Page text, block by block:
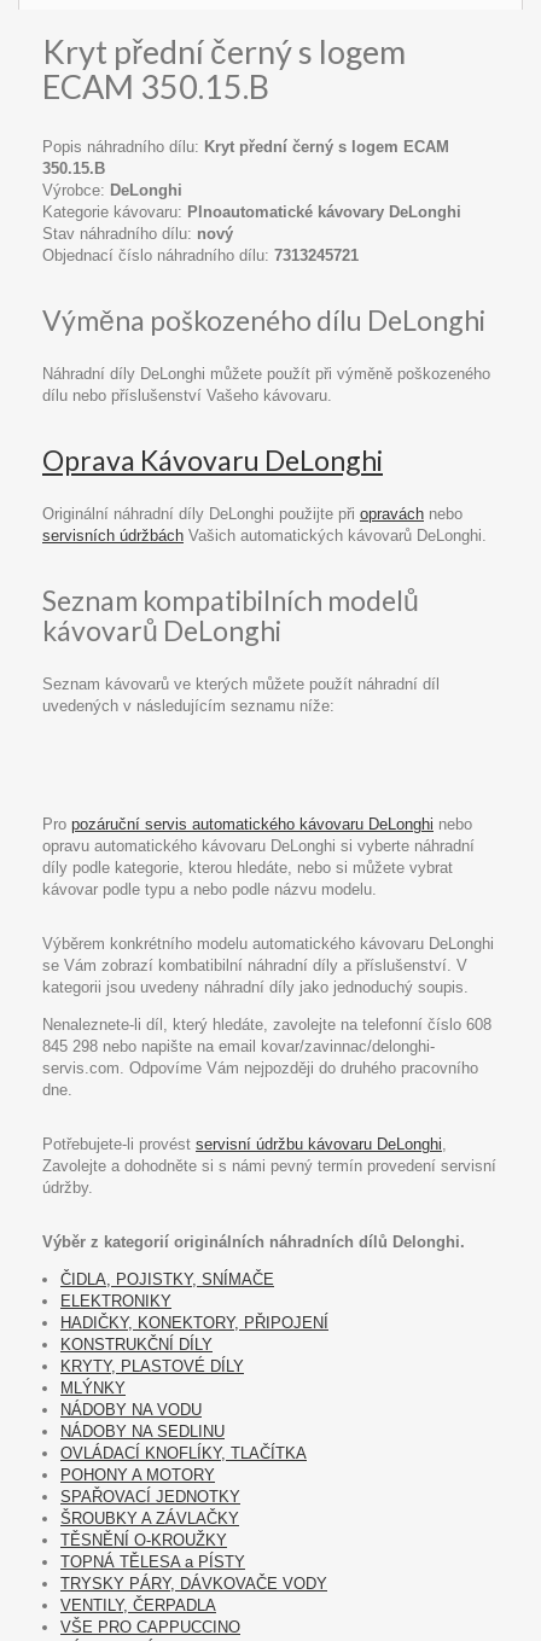
Kryt přední černý s logem
ECAM 350.15.B
Popis náhradního dílu: Kryt přední černý s logem ECAM
350.15.B
Výrobce: DeLonghi
Kategorie kávovaru: Plnoautomatické kávovary DeLonghi
Stav náhradního dílu: nový
Objednací číslo náhradního dílu: 7313245721
Výměna poškozeného dílu DeLonghi
Náhradní díly DeLonghi můžete použít při výměně poškozeného
dílu nebo příslušenství Vašeho kávovaru.
Oprava Kávovaru DeLonghi
Originální náhradní díly DeLonghi použijte při opravách nebo
servisních údržbách Vašich automatických kávovarů DeLonghi.
Seznam kompatibilních modelů
kávovarů DeLonghi
Seznam kávovarů ve kterých můžete použít náhradní díl
uvedených v následujícím seznamu níže:
Pro pozáruční servis automatického kávovaru DeLonghi nebo
opravu automatického kávovaru DeLonghi si vyberte náhradní
díly podle kategorie, kterou hledáte, nebo si můžete vybrat
kávovar podle typu a nebo podle názvu modelu.
Výběrem konkrétního modelu automatického kávovaru DeLonghi
se Vám zobrazí kombatibilní náhradní díly a příslušenství. V
kategorii jsou uvedeny náhradní díly jako jednoduchý soupis.
Nenaleznete-li díl, který hledáte, zavolejte na telefonní číslo 608
845 298 nebo napište na email kovar/zavinnac/delonghi-
servis.com. Odpovíme Vám nejpozději do druhého pracovního
dne.
Potřebujete-li provést servisní údržbu kávovaru DeLonghi,
Zavolejte a dohodněte si s námi pevný termín provedení servisní
údržby.
Výběr z kategorií originálních náhradních dílů Delonghi.
ČIDLA, POJISTKY, SNÍMAČE
ELEKTRONIKY
HADIČKY, KONEKTORY, PŘIPOJENÍ
KONSTRUKČNÍ DÍLY
KRYTY, PLASTOVÉ DÍLY
MLÝNKY
NÁDOBY NA VODU
NÁDOBY NA SEDLINU
OVLÁDACÍ KNOFLÍKY, TLAČÍTKA
POHONY A MOTORY
SPAŘOVACÍ JEDNOTKY
ŠROUBKY A ZÁVLAČKY
TĚSNĚNÍ O-KROUŽKY
TOPNÁ TĚLESA a PÍSTY
TRYSKY PÁRY, DÁVKOVAČE VODY
VENTILY, ČERPADLA
VŠE PRO CAPPUCCINO